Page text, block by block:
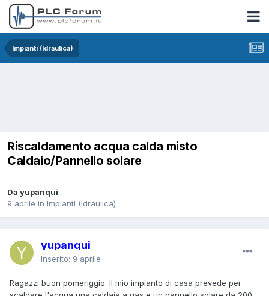
Impianti (Idraulica)
Riscaldamento acqua calda misto
Caldaio/Pannello solare
Da yupanqui
9 aprile in Impianti (Idraulica)
yupanqui
Inserito: 9 aprile
Ragazzi buon pomeriggio. Il mio impianto di casa prevede per